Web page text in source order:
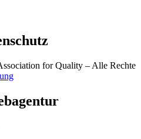
for Quality – Alle Rechte